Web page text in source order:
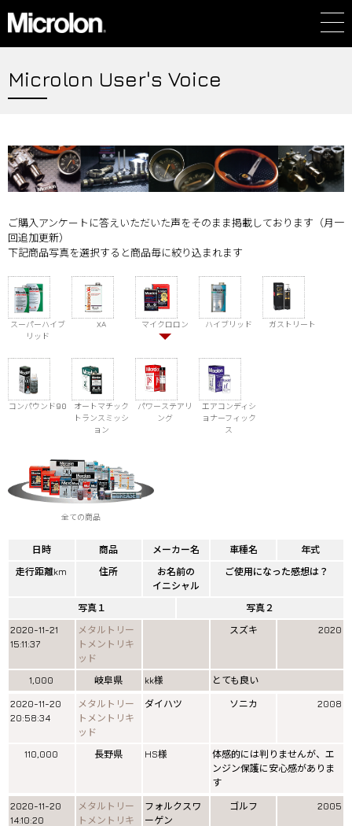
Microlon User's Voice
ご購入アンケートに答えいただいた声をそのまま掲載しております（月一
回追加更新）
下記商品写真を選択すると商品毎に絞り込まれます
スーパーハイブ
リッド
XA マイクロロン ハイブリッド ガストリート
コンパウンド90
オートマチック
トランスミッシ
ョン
パワーステアリ
ング
エアコンディシ
ョナーフィック
ス
全ての商品
日時 商品 メーカー名 車種名
年式
走行距離km
住所
お名前の
イニシャル
ご使用になった感想は？
写真１
写真２
2020-11-21
15:11:37
メタルトリー
トメントリキ
ッド
スズキ 2020
1,000 岐阜県 kk様
とても良い
2020-11-20
20:58:34
メタルトリー
トメントリキ
ッド
ダイハツ ソニカ 2008
110,000 長野県 HS様
体感的には判りませんが、エ
ンジン保護に安心感がありま
す
2020-11-20
14:10:20
メタルトリー
トメントリキ
フォルクスワ
ーゲン
ゴルフ 2005